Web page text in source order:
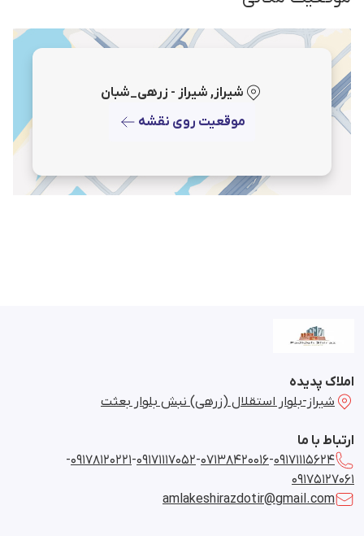
شیراز, شیراز - زرهی_شبان
موقعیت روی نقشه
املاک پدیده
شیراز-بلوار استقلال (زرهی) نبش بلوار بعثت
ارتباط با ما
09171115624
-
07138420016
-
09171117052
-
09178120221
-
09175127061
amlakeshirazdotir@gmail.com